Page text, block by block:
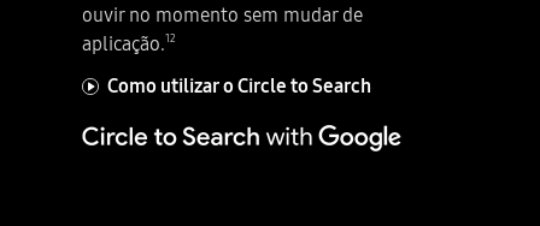
ouvir no momento sem mudar de
aplicação.12
Como utilizar o Circle to Search